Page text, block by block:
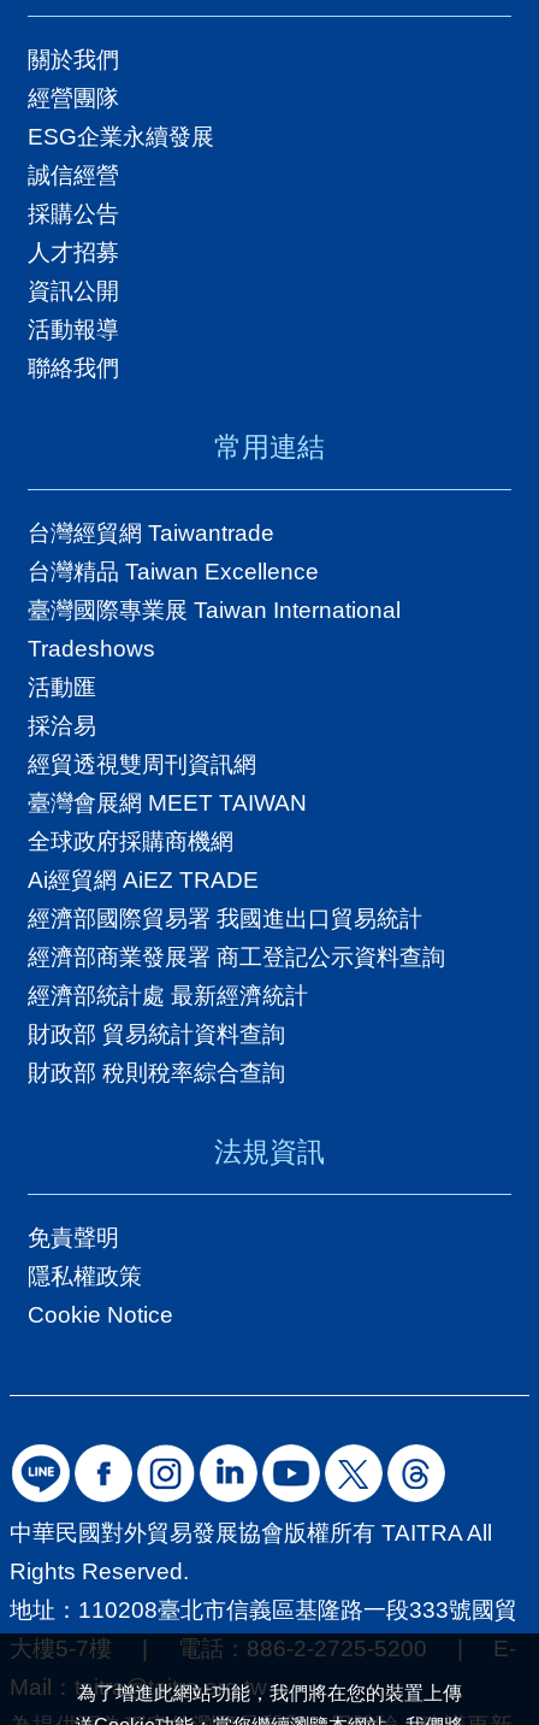
為了增進此網站功能，我們將在您的裝置上傳
關於我們
經營團隊
ESG企業永續發展
誠信經營
採購公告
人才招募
資訊公開
活動報導
聯絡我們
常用連結
台灣經貿網 Taiwantrade
台灣精品 Taiwan Excellence
臺灣國際專業展 Taiwan International
Tradeshows
活動匯
採洽易
經貿透視雙周刊資訊網
臺灣會展網 MEET TAIWAN
全球政府採購商機網
Ai經貿網 AiEZ TRADE
經濟部國際貿易署 我國進出口貿易統計
經濟部商業發展署 商工登記公示資料查詢
經濟部統計處 最新經濟統計
財政部 貿易統計資料查詢
財政部 稅則稅率綜合查詢
法規資訊
免責聲明
隱私權政策
Cookie Notice
中華民國對外貿易發展協會版權所有 TAITRA All
Rights Reserved.
地址：110208臺北市信義區基隆路一段333號國貿
大樓5-7樓 | 電話：886-2-2725-5200 | E-
Mail： taitra@taitra.org.tw